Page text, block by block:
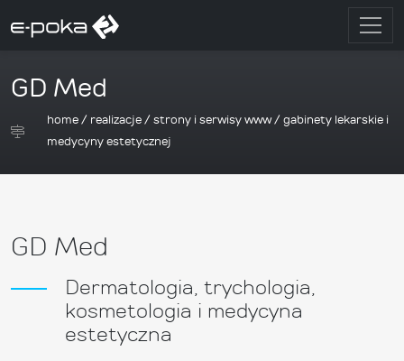
GD Med
home/ realizacje/strony i serwisy www/gabinety lekarskie i
medycyny estetycznej
GD Med
Dermatologia, trychologia,
kosmetologia i medycyna
estetyczna